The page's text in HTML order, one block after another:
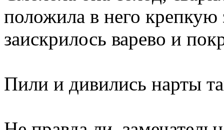
положила в него крепкую
заискрилось варево и
Пили и дивились нарты